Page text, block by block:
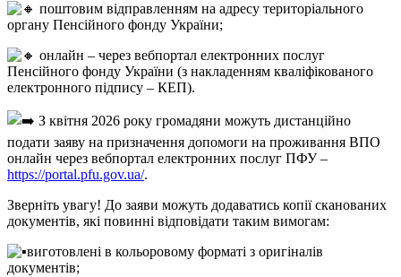
поштовим відправленням на адресу територіального
органу Пенсійного фонду України;
онлайн – через вебпортал електронних послуг
Пенсійного фонду України (з накладенням кваліфікованого
електронного підпису – КЕП).
З квітня 2026 року громадяни можуть дистанційно
подати заяву на призначення допомоги на проживання ВПО
онлайн через вебпортал електронних послуг ПФУ –
https://portal.pfu.gov.ua/.
Зверніть увагу! До заяви можуть додаватись копії сканованих
документів, які повинні відповідати таким вимогам:
виготовлені в кольоровому форматі з оригіналів
документів;